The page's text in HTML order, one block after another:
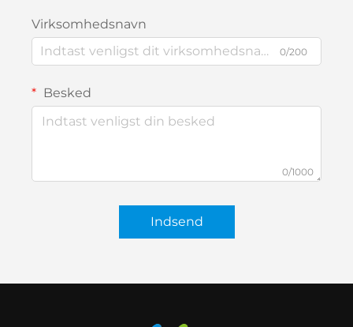
Virksomhedsnavn
0/200
Besked
0/1000
Indsend